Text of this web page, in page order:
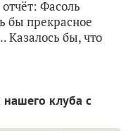
Фасоль
бы прекрасное
Казалось бы, что
клуба с